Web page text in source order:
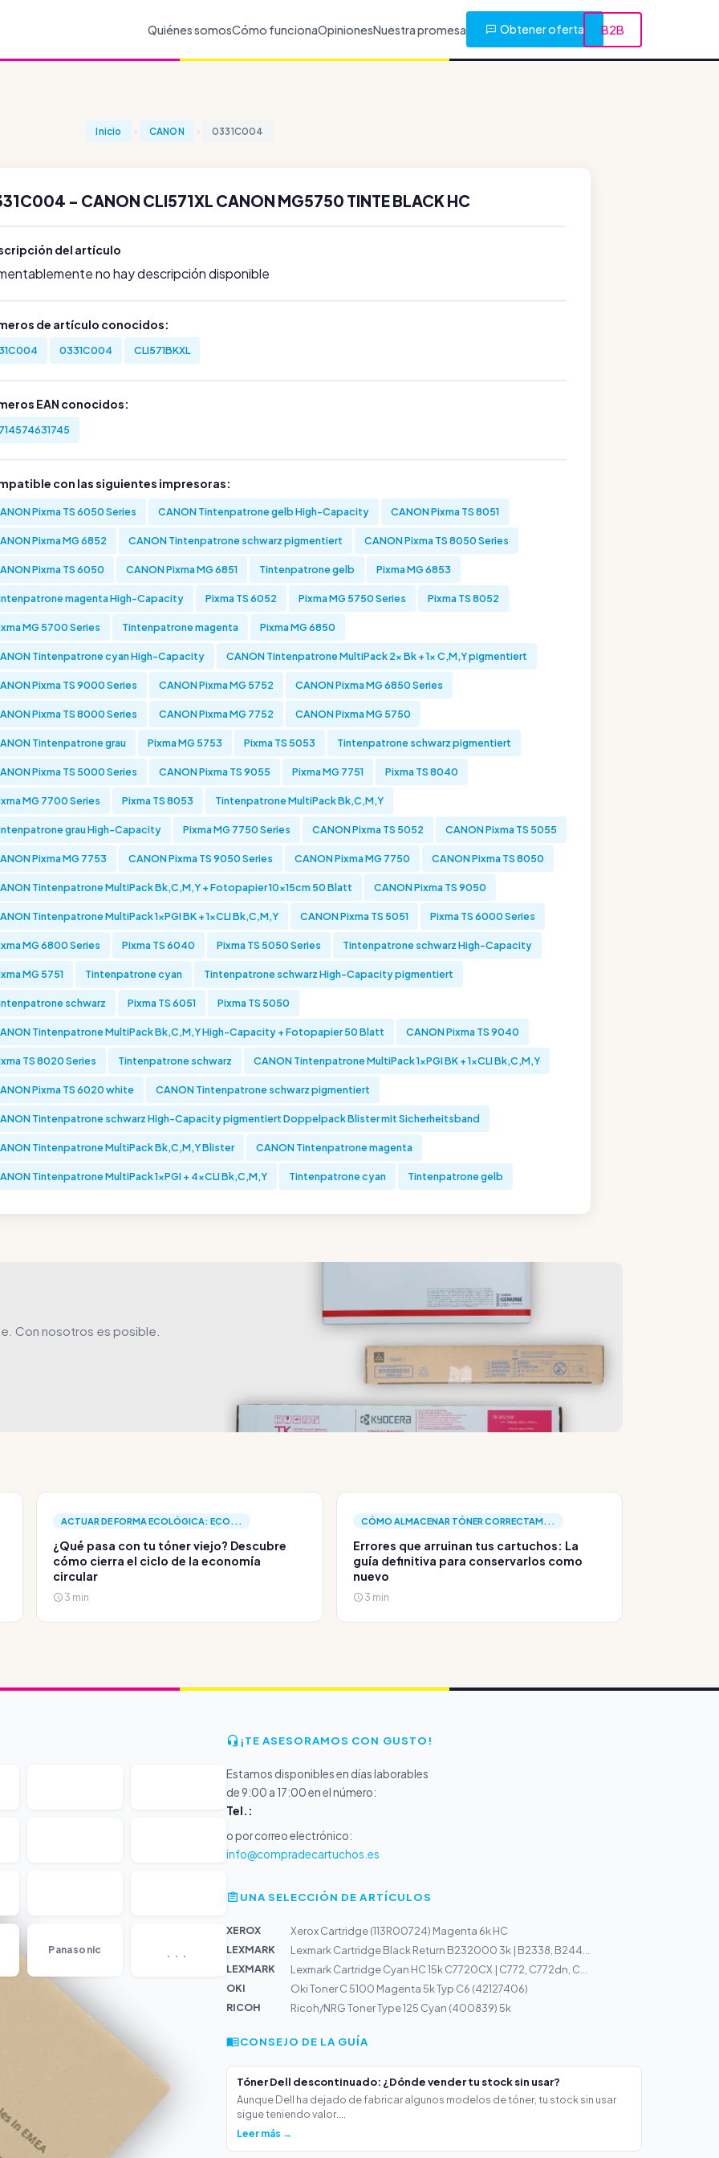
Quiénes somosCómo funcionaOpinionesNuestra promesa Obtener oferta B2B
Inicio CANON 0331C004
- CANON CLI571XL CANON MG5750 TINTE BLACK HC
del artículo
no hay descripción disponible
de artículo conocidos:
0331C004 CLI571BKXL
EAN conocidos:
con las siguientes impresoras:
Pixma TS 6050 Series CANON Tintenpatrone gelb High-Capacity CANON Pixma TS 8051
Pixma MG 6852 CANON Tintenpatrone schwarz pigmentiert CANON Pixma TS 8050 Series
Pixma TS 6050 CANON Pixma MG 6851 Tintenpatrone gelb Pixma MG 6853
magenta High-Capacity Pixma TS 6052 Pixma MG 5750 Series Pixma TS 8052
MG 5700 Series Tintenpatrone magenta Pixma MG 6850
Tintenpatrone cyan High-Capacity CANON Tintenpatrone MultiPack 2x Bk + 1x C,M,Y pigmentiert
Pixma TS 9000 Series CANON Pixma MG 5752 CANON Pixma MG 6850 Series
Pixma TS 8000 Series CANON Pixma MG 7752 CANON Pixma MG 5750
Tintenpatrone grau Pixma MG 5753 Pixma TS 5053 Tintenpatrone schwarz pigmentiert
Pixma TS 5000 Series CANON Pixma TS 9055 Pixma MG 7751 Pixma TS 8040
MG 7700 Series Pixma TS 8053 Tintenpatrone MultiPack Bk,C,M,Y
grau High-Capacity Pixma MG 7750 Series CANON Pixma TS 5052 CANON Pixma TS 5055
Pixma MG 7753 CANON Pixma TS 9050 Series CANON Pixma MG 7750 CANON Pixma TS 8050
Tintenpatrone MultiPack Bk,C,M,Y + Fotopapier 10x15cm 50 Blatt CANON Pixma TS 9050
Tintenpatrone MultiPack 1xPGI BK + 1xCLI Bk,C,M,Y CANON Pixma TS 5051 Pixma TS 6000 Series
MG 6800 Series Pixma TS 6040 Pixma TS 5050 Series Tintenpatrone schwarz High-Capacity
MG 5751 Tintenpatrone cyan Tintenpatrone schwarz High-Capacity pigmentiert
schwarz Pixma TS 6051 Pixma TS 5050
Tintenpatrone MultiPack Bk,C,M,Y High-Capacity + Fotopapier 50 Blatt CANON Pixma TS 9040
TS 8020 Series Tintenpatrone schwarz CANON Tintenpatrone MultiPack 1xPGI BK + 1xCLI Bk,C,M,Y
Pixma TS 6020 white CANON Tintenpatrone schwarz pigmentiert
Tintenpatrone schwarz High-Capacity pigmentiert Doppelpack Blister mit Sicherheitsband
Tintenpatrone MultiPack Bk,C,M,Y Blister CANON Tintenpatrone magenta
Tintenpatrone MultiPack 1xPGI + 4xCLI Bk,C,M,Y Tintenpatrone cyan Tintenpatrone gelb
Con nosotros es posible.
ACTUAR DE FORMA ECOLÓGICA: ECO...
¿Qué pasa con tu tóner viejo? Descubre
cómo cierra el ciclo de la economía
circular
3 min
CÓMO ALMACENAR TÓNER CORRECTAM...
Errores que arruinan tus cartuchos: La
guía definitiva para conservarlos como
nuevo
3 min
Panasonic ...
¡TE ASESORAMOS CON GUSTO!
Estamos disponibles en días laborables
de 9:00 a 17:00 en el número:
Tel.:
o por correo electrónico:
info@compradecartuchos.es
UNA SELECCIÓN DE ARTÍCULOS
XEROX
Xerox Cartridge (113R00724) Magenta 6k HC
LEXMARK
Lexmark Cartridge Black Return B232000 3k | B2338, B244...
LEXMARK
Lexmark Cartridge Cyan HC 15k C7720CX | C772, C772dn, C...
OKI
Oki Toner C 5100 Magenta 5k Typ C6 (42127406)
RICOH
Ricoh/NRG Toner Type 125 Cyan (400839) 5k
CONSEJO DE LA GUÍA
Tóner Dell descontinuado: ¿Dónde vender tu stock sin usar?
Aunque Dell ha dejado de fabricar algunos modelos de tóner, tu stock sin usar
sigue teniendo valor....
Leer más →